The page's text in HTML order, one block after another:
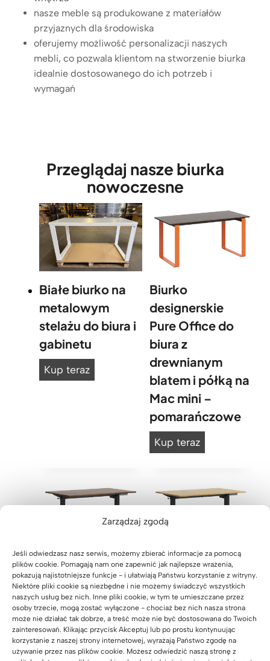
Zarządzaj zgodą
Jeśli odwiedzasz nasz serwis, możemy zbierać informacje za pomocą
plików cookie. Pomagają nam one zapewnić jak najlepsze wrażenia,
pokazują najistotniejsze funkcje - i ułatwiają Państwu korzystanie z witryny.
Niektóre pliki cookie są niezbędne i nie możemy świadczyć wszystkich
naszych usług bez nich. Inne pliki cookie, w tym te umieszczane przez
osoby trzecie, mogą zostać wyłączone - chociaż bez nich nasza strona
może nie działać tak dobrze, a treść może nie być dostosowana do Twoich
zainteresowań. Klikając przycisk Akceptuj lub po prostu kontynuując
korzystanie z naszej strony internetowej, wyrażają Państwo zgodę na
używanie przez nas plików cookie. Możesz odwiedzić naszą stronę z
nasze meble są produkowane z materiałów
przyjaznych dla środowiska
oferujemy możliwość personalizacji naszych
mebli, co pozwala klientom na stworzenie biurka
idealnie dostosowanego do ich potrzeb i
wymagań
Przeglądaj nasze biurka
nowoczesne
Białe biurko na
metalowym
stelażu do biura i
gabinetu
Kup terazB
u
r
n
a
m
e
t
a
l
Biurko
designerskie
Pure Office do
biura z
drewnianym
blatem i półką na
Mac mini –
pomarańczowe
Kup terazB
r
k
e
s
i
g
n
e
Biurko
regulowane
elektrycznie
Simple z
ciemnym,
Biurko
regulowane
elektrycznie
Simple z
drewnianym